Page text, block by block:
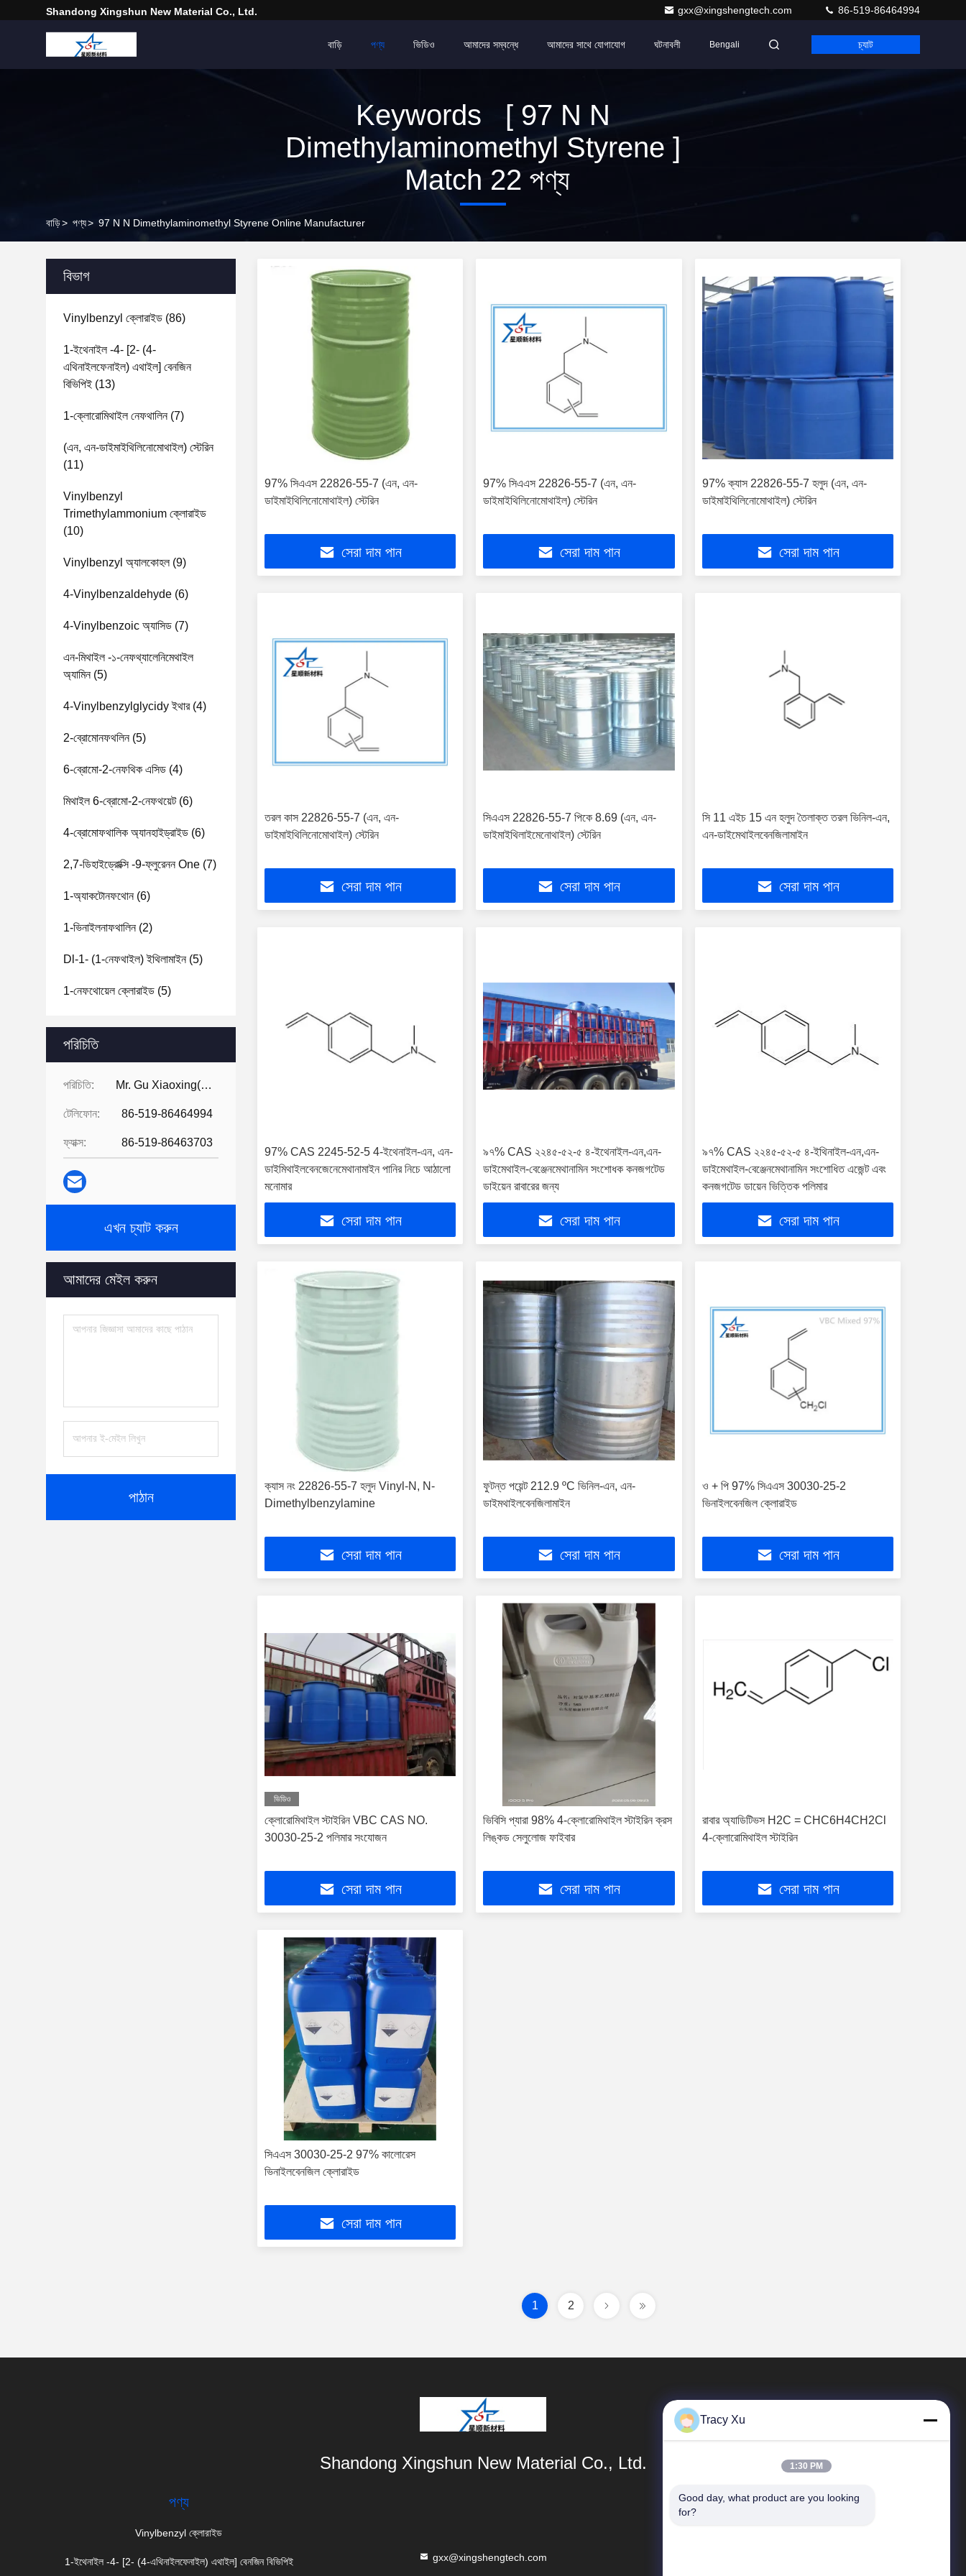
Shandong Xingshun New Material Co., Ltd. gxx@xingshengtech.com 86-519-86464994
বাড়ি পণ্য ভিডিও আমাদের সম্বন্ধে আমাদের সাথে যোগাযোগ ঘটনাবলী Bengali চ্যাট
Keywords [ 97 N N
Dimethylaminomethyl Styrene ]
Match 22 পণ্য
বাড়ি> পণ্য> 97 N N Dimethylaminomethyl Styrene Online Manufacturer
বিভাগ
Vinylbenzyl ক্লোরাইড (86)
1-ইথেনাইল -4- [2- (4-
এথিনাইলফেনাইল) এথাইল] বেনজিন
বিভিপিই (13)
1-ক্লোরোমিথাইল নেফথালিন(7)
(এন, এন-ডাইমাইথিলিনোমোথাইল) স্টেরিন
(11)
Vinylbenzyl
Trimethylammonium ক্লোরাইড
(10)
Vinylbenzyl অ্যালকোহল(9)
4-Vinylbenzaldehyde (6)
4-Vinylbenzoic অ্যাসিড (7)
এন-মিথাইল -১-নেফথ্যালেনিমেথাইল
অ্যামিন(5)
4-Vinylbenzylglycidy ইথার(4)
2-ব্রোমোনফথলিন(5)
6-ব্রোমো-2-নেফথিক এসিড (4)
মিথাইল 6-ব্রোমো-2-নেফথয়েট(6)
4-ব্রোমোফথালিক অ্যানহাইড্রাইড (6)
2,7-ডিহাইড্রোক্সি -9-ফ্লুরেনন One (7)
1-অ্যাকটোনফথোন(6)
1-ভিনাইলনাফথালিন(2)
Dl-1- (1-নেফথাইল) ইথিলামাইন(5)
1-নেফথোয়েল ক্লোরাইড (5)
পরিচিতি
পরিচিতি: Mr. Gu Xiaoxing( For Chinese Business)
টেলিফোন: 86-519-86464994
ফ্যাক্স: 86-519-86463703
এখন চ্যাট করুন
আমাদের মেইল করুন
পাঠান
97% সিএএস 22826-55-7 (এন, এন-
ডাইমাইথিলিনোমোথাইল) স্টেরিন
সেরা দাম পান
97% সিএএস 22826-55-7 (এন, এন-
ডাইমাইথিলিনোমোথাইল) স্টেরিন
সেরা দাম পান
97% ক্যাস 22826-55-7 হলুদ (এন, এন-
ডাইমাইথিলিনোমোথাইল) স্টেরিন
সেরা দাম পান
তরল কাস 22826-55-7 (এন, এন-
ডাইমাইথিলিনোমোথাইল) স্টেরিন
সেরা দাম পান
সিএএস 22826-55-7 পিকে 8.69 (এন, এন-
ডাইমাইথিলাইমেনোথাইল) স্টেরিন
সেরা দাম পান
সি 11 এইচ 15 এন হলুদ তৈলাক্ত তরল ভিনিল-এন,
এন-ডাইমেথাইলবেনজিলামাইন
সেরা দাম পান
97% CAS 2245-52-5 4-ইথেনাইল-এন, এন-
ডাইমিথাইলবেনজেনেমেথানামাইন পানির নিচে আঠালো
মনোমার
সেরা দাম পান
৯৭% CAS ২২৪৫-৫২-৫ ৪-ইথেনাইল-এন,এন-
ডাইমেথাইল-বেঞ্জেনমেথানামিন সংশোধক কনজগটেড
ডাইয়েন রাবারের জন্য
সেরা দাম পান
৯৭% CAS ২২৪৫-৫২-৫ ৪-ইথিনাইল-এন,এন-
ডাইমেথাইল-বেঞ্জেনমেথানামিন সংশোধিত এজেন্ট এবং
কনজগটেড ডায়েন ভিত্তিক পলিমার
সেরা দাম পান
ক্যাস নং 22826-55-7 হলুদ Vinyl-N, N-
Dimethylbenzylamine
সেরা দাম পান
ফুটন্ত পয়েন্ট 212.9 ºC ভিনিল-এন, এন-
ডাইমথাইলবেনজিলামাইন
সেরা দাম পান
ও + পি 97% সিএএস 30030-25-2
ভিনাইলবেনজিল ক্লোরাইড
সেরা দাম পান
ভিডিও
ক্লোরোমিথাইল স্টাইরিন VBC CAS NO.
30030-25-2 পলিমার সংযোজন
সেরা দাম পান
ভিবিসি প্যারা 98% 4-ক্লোরোমিথাইল স্টাইরিন ক্রস
লিঙ্কড সেলুলোজ ফাইবার
সেরা দাম পান
রাবার অ্যাডিটিভস H2C = CHC6H4CH2Cl
4-ক্লোরোমিথাইল স্টাইরিন
সেরা দাম পান
সিএএস 30030-25-2 97% কালোরেস
ভিনাইলবেনজিল ক্লোরাইড
সেরা দাম পান
1 2
Shandong Xingshun New Material Co., Ltd.
পণ্য
Vinylbenzyl ক্লোরাইড
1-ইথেনাইল -4- [2- (4-এথিনাইলফেনাইল) এথাইল] বেনজিন বিভিপিই gxx@xingshengtech.com
দ্রুত লিঙ্ক
Tracy Xu
1:30 PM
Good day, what product are you looking
for?